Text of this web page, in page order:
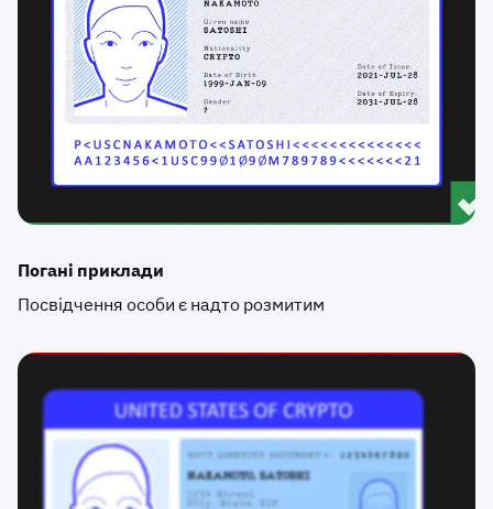
Погані приклади
Посвідчення особи є надто розмитим